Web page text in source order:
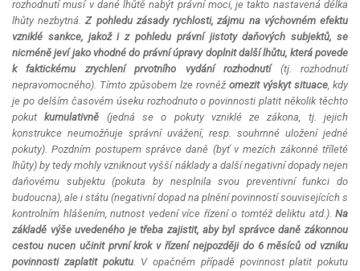
rozhodnutí musí v dané lhůtě nabýt právní moci, je takto nastavená délka
lhůty nezbytná.Z pohledu zásady rychlosti, zájmu na výchovném efektu
vzniklé sankce, jakož i z pohledu právní jistoty daňových subjektů, se
nicméně jeví jako vhodné do právní úpravy doplnit další lhůtu, která povede
k faktickému zrychlení prvotního vydání rozhodnutí(tj. rozhodnutí
nepravomocného). Tímto způsobem lze rovněž omezit výskyt situace, kdy
je po delším časovém úseku rozhodnuto o povinnosti platit několik těchto
pokutkumulativně (jedná se o pokuty vzniklé ze zákona, tj. jejich
konstrukce neumožňuje správní uvážení, resp. souhrnné uložení jedné
pokuty). Pozdním postupem správce daně (byť v mezích zákonné tříleté
lhůty) by tedy mohly vzniknout vyšší náklady a další negativní dopady nejen
daňovému subjektu (pokuta by nesplnila svou preventivní funkci do
budoucna), ale i státu (negativní dopad na plnění povinností souvisejících s
kontrolním hlášením, nutnost vedení více řízení o tomtéž deliktu atd.). Na
základě výše uvedeného je třeba zajistit, aby byl správce daně zákonnou
cestou nucen učinit první krok v řízení nejpozději do 6 měsíců od vzniku
povinnosti zaplatit pokutu. V opačném případě povinnost platit pokutu